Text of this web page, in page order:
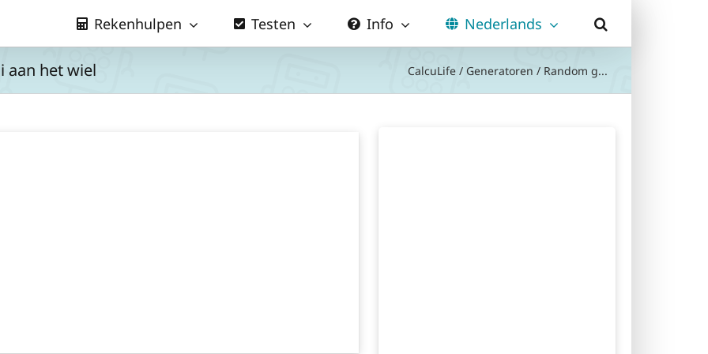
Rekenhulpen Testen Info Nederlands
aan het wiel CalcuLife / Generatoren / Random g...